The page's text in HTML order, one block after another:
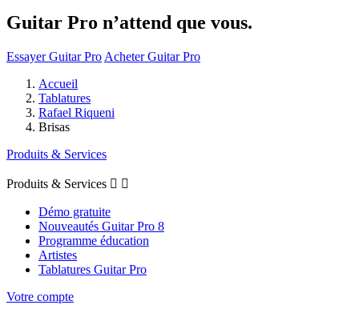
Guitar Pro n’attend que vous.
Essayer Guitar Pro Acheter Guitar Pro
Accueil
Tablatures
Rafael Riqueni
Brisas
Produits & Services
Produits & Services  
Démo gratuite
Nouveautés Guitar Pro 8
Programme éducation
Artistes
Tablatures Guitar Pro
Votre compte